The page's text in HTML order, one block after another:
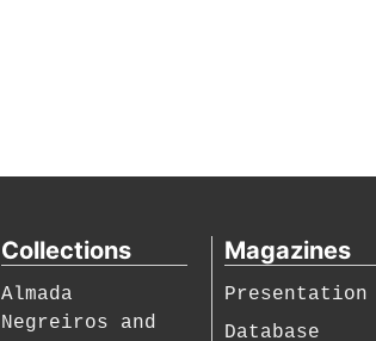
Collections
Almada
Negreiros and
Magazines
Presentation
Database